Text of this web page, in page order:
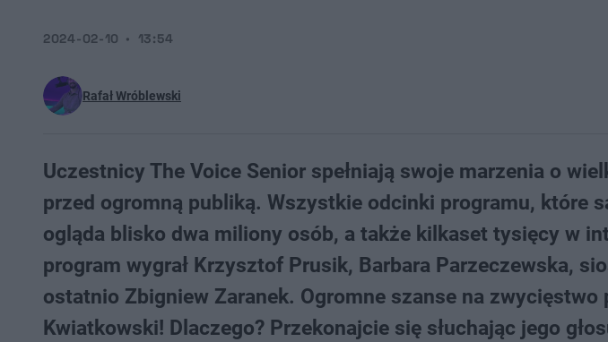
Rafał Wróblewski
2024-02-10 13:54
Uczestnicy The Voice Senior spełniają swoje marzenia o
przed ogromną publiką. Wszystkie odcinki programu, które
ogląda blisko dwa miliony osób, a także kilkaset tysięcy w
program wygrał Krzysztof Prusik, Barbara Parzeczewska,
ostatnio Zbigniew Zaranek. Ogromne szanse na
Kwiatkowski! Dlaczego? Przekonajcie się słuchając jego